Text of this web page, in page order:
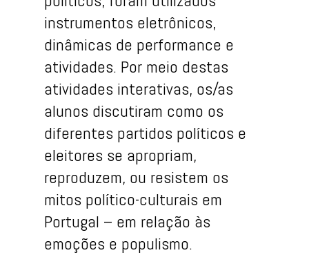
instrumentos eletrônicos,
dinâmicas de performance e
atividades. Por meio destas
atividades interativas, os/as
alunos discutiram como os
diferentes partidos políticos e
eleitores se apropriam,
reproduzem, ou resistem os
mitos político-culturais em
Portugal – em relação às
emoções e populismo.